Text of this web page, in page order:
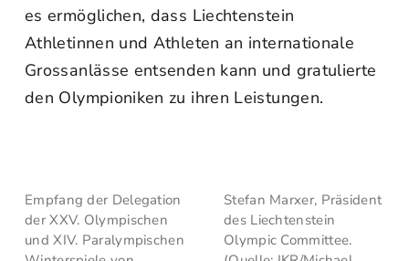
es ermöglichen, dass Liechtenstein
Athletinnen und Athleten an internationale
Grossanlässe entsenden kann und gratulierte
den Olympioniken zu ihren Leistungen.
Empfang der Delegation
der XXV. Olympischen
und XIV. Paralympischen
Stefan Marxer, Präsident
des Liechtenstein
Olympic Committee.